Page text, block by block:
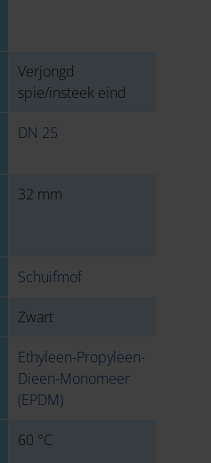
Verjongd
spie/insteek eind
DN 25
32 mm
Schuifmof
Zwart
Ethyleen-Propyleen-
Dieen-Monomeer
(EPDM)
60 °C